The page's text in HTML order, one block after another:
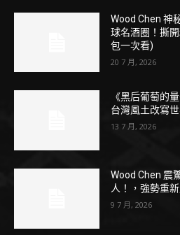
Wood Chen 神
球名酒圈！撕
包一次看)
20 7 月, 2026
《黑后葡萄的
台灣風土改寫世
13 7 月, 2026
Wood Chen 震
人！，強勢重
9 7 月, 2026